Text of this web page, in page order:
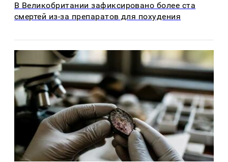
В Великобритании зафиксировано более ста
смертей из-за препаратов для похудения